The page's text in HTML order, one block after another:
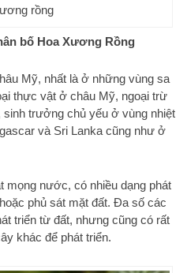
rồng
bố Hoa Xương Rồng
Mỹ, nhất là ở những vùng sa
thực vật ở châu Mỹ, ngoại trừ
trưởng chủ yếu ở vùng nhiệt
và Sri Lanka cũng như ở
mọng nước, có nhiều dạng phát
phủ sát mặt đất. Đa số các
triển từ đất, nhưng cũng có rất
khác để phát triển.